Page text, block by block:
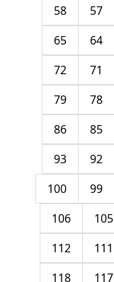
57
58
64
65
71
72
78
79
85
86
92
93
99
100
105
106
111
112
117
118